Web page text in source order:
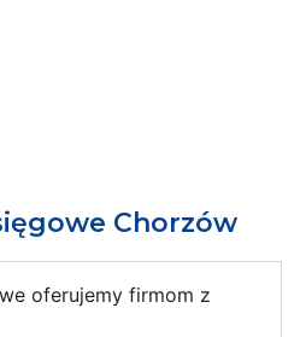
Chorzów
oferujemy firmom z